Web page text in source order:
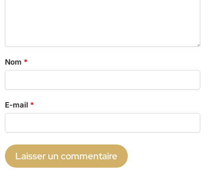
Nom *
E-mail *